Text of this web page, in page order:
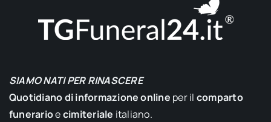
SIAMO NATI PER RINASCERE
Quotidiano di informazione online per il comparto
funerarioecimiteriale italiano.